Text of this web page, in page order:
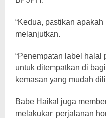
“Kedua, pastikan
melanjutkan.
“Penempatan label halal
untuk ditempatkan di
kemasan yang mudah
Babe Haikal juga
melakukan perjalanan